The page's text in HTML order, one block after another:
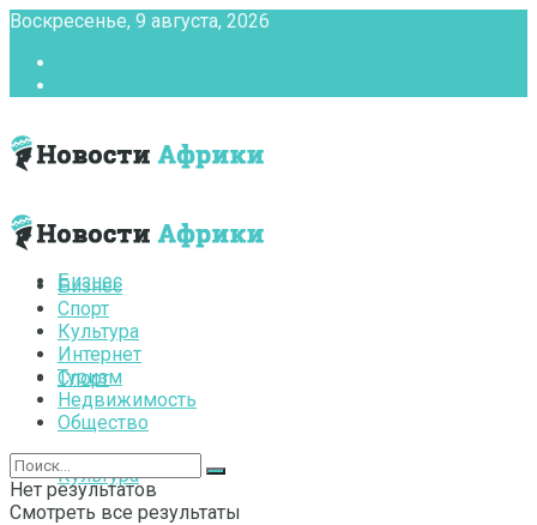
Воскресенье, 9 августа, 2026
Бизнес
Спорт
Культура
Бизнес
Спорт
Культура
Интернет
Туризм
Недвижимость
Общество
Нет результатов
Смотреть все результаты